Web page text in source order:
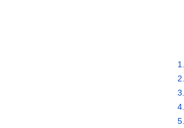
1.
2.
3.
4.
5.